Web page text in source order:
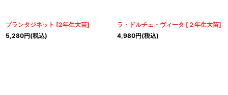
プランタジネット [2年生大苗]
5,280円(税込)
ラ・ドルチェ・ヴィータ [ ２年生大苗]
4,980円(税込)